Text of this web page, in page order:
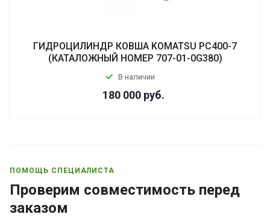
ГИДРОЦИЛИНДР КОВША KOMATSU PC400-7
(КАТАЛОЖНЫЙ НОМЕР 707-01-0G380)
В наличии
180 000 руб.
ПОМОЩЬ СПЕЦИАЛИСТА
Проверим совместимость перед
заказом